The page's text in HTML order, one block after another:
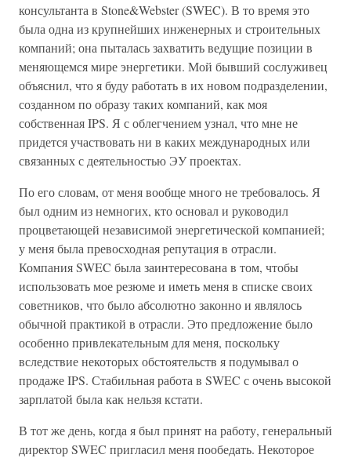
консультанта в Stone&Webster (SWEC). В то время это
была одна из крупнейших инженерных и строительных
компаний; она пыталась захватить ведущие позиции в
меняющемся мире энергетики. Мой бывший сослуживец
объяснил, что я буду работать в их новом подразделении,
созданном по образу таких компаний, как моя
собственная IPS. Я с облегчением узнал, что мне не
придется участвовать ни в каких международных или
связанных с деятельностью ЭУ проектах.
По его словам, от меня вообще много не требовалось. Я
был одним из немногих, кто основал и руководил
процветающей независимой энергетической компанией;
у меня была превосходная репутация в отрасли.
Компания SWEC была заинтересована в том, чтобы
использовать мое резюме и иметь меня в списке своих
советников, что было абсолютно законно и являлось
обычной практикой в отрасли. Это предложение было
особенно привлекательным для меня, поскольку
вследствие некоторых обстоятельств я подумывал о
продаже IPS. Стабильная работа в SWEC с очень высокой
зарплатой была как нельзя кстати.
В тот же день, когда я был принят на работу, генеральный
директор SWEC пригласил меня пообедать. Некоторое